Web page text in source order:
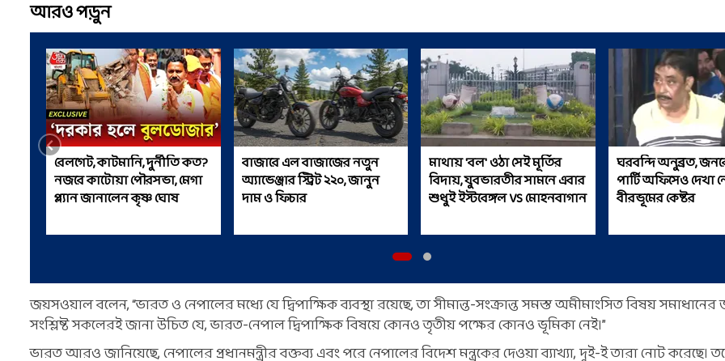
আরও পড়ুন
রেলগেট, কাটমানি, দুর্নীতি কত?
নজরে কাটোয়া পৌরসভা, মেগা
প্ল্যান জানালেন কৃষ্ণ ঘোষ
বাজারে এল বাজাজের নতুন
অ্যাভেঞ্জার স্ট্রিট ২২০, জানুন
দাম ও ফিচার
মাথায় 'বল' ওঠা সেই মূর্তির
বিদায়, যুবভারতীর সামনে এবার
শুধুই ইস্টবেঙ্গল VS মোহনবাগান
ঘরবন্দি অনুব্রত,
পার্টি অফিসেও দেখা
বীরভূমের কেষ্টর
জয়সওয়াল বলেন, “ভারত ও নেপালের মধ্যে যে দ্বিপাক্ষিক ব্যবস্থা রয়েছে, তা সীমান্ত-সংক্রান্ত সমস্ত অমীমাংসিত বিষয় সমাধানের
সংশ্লিষ্ট সকলেরই জানা উচিত যে, ভারত-নেপাল দ্বিপাক্ষিক বিষয়ে কোনও তৃতীয় পক্ষের কোনও ভূমিকা নেই।”
ভারত আরও জানিয়েছে, নেপালের প্রধানমন্ত্রীর বক্তব্য এবং পরে নেপালের বিদেশ মন্ত্রকের দেওয়া ব্যাখ্যা, দুই-ই তারা নোট করেছে।